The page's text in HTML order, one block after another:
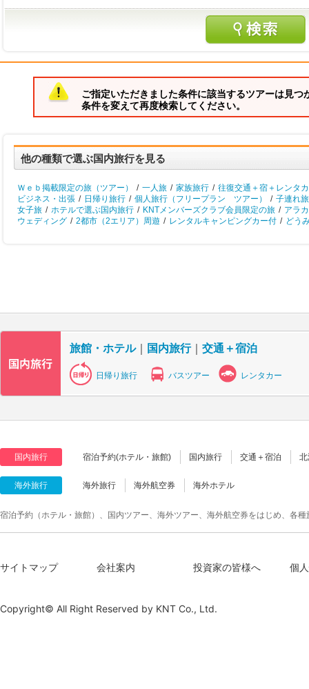
ご指定いただきました条件に該当するツアーは見つ
条件を変えて再度検索してください。
他の種類で選ぶ国内旅行を見る
Ｗｅｂ掲載限定の旅（ツアー） / 一人旅 / 家族旅行 / 往復交通＋宿＋レンタ
ビジネス・出張 / 日帰り旅行 / 個人旅行（フリープラン ツアー） / 子連れ
女子旅 / ホテルで選ぶ国内旅行 / KNTメンバーズクラブ会員限定の旅 / アラ
ウェディング / 2都市（2エリア）周遊 / レンタルキャンピングカー付 / どう
旅館・ホテル｜ 国内旅行｜ 交通＋宿泊
日帰り旅行 バスツアー レンタカー
国内旅行 宿泊予約(ホテル・旅館) 国内旅行 交通＋宿泊
海外旅行 海外旅行 海外航空券 海外ホテル
宿泊予約（ホテル・旅館）、国内ツアー、海外ツアー、海外航空券をはじめ、各
サイトマップ 会社案内 投資家の皆様へ 個
Copyright© All Right Reserved by KNT Co., Ltd.